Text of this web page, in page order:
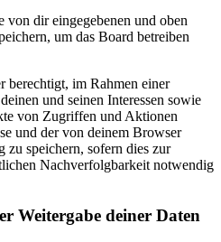
von dir eingegebenen und oben
um das Board betreiben
berechtigt, im Rahmen einer
und seinen Interessen sowie
von Zugriffen und Aktionen
und der von deinem Browser
speichern, sofern dies zur
Nachverfolgbarkeit notwendig
Weitergabe deiner Daten